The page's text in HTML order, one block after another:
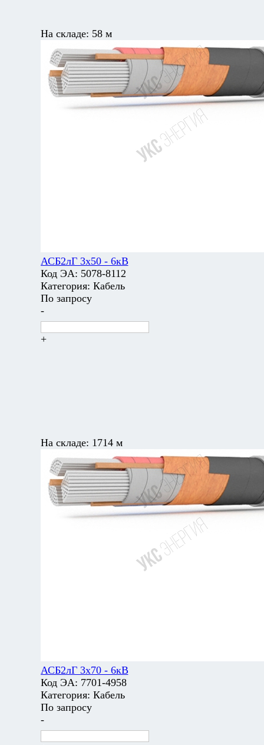
На складе: 58 м
АСБ2лГ 3х50 - 6кВ
Код ЭА: 5078-8112
Категория: Кабель
По запросу
-
+
На складе: 1714 м
АСБ2лГ 3х70 - 6кВ
Код ЭА: 7701-4958
Категория: Кабель
По запросу
-